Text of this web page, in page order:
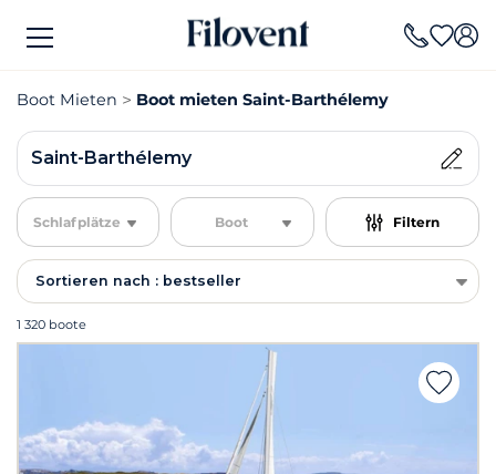
Boot Mieten Boot mieten Saint-Barthélemy
Saint-Barthélemy
Schlafplätze Boot Filtern
Sortieren nach : bestseller
1 320 boote